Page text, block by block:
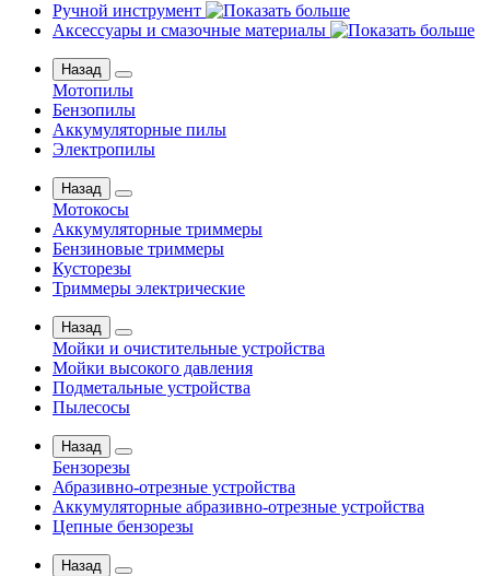
Ручной инструмент
Аксессуары и смазочные материалы
Назад
Мотопилы
Бензопилы
Аккумуляторные пилы
Электропилы
Назад
Мотокосы
Аккумуляторные триммеры
Бензиновые триммеры
Кусторезы
Триммеры электрические
Назад
Мойки и очистительные устройства
Мойки высокого давления
Подметальные устройства
Пылесосы
Назад
Бензорезы
Абразивно-отрезные устройства
Аккумуляторные абразивно-отрезные устройства
Цепные бензорезы
Назад